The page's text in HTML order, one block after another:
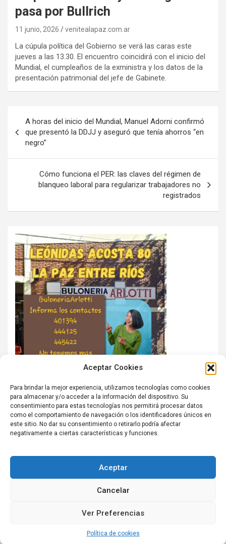
Aceptar Cookies
Para brindar la mejor experiencia, utilizamos tecnologías como cookies
para almacenar y/o acceder a la información del dispositivo. Su
consentimiento para estas tecnologías nos permitirá procesar datos
como el comportamiento de navegación o los identificadores únicos en
este sitio. No dar su consentimiento o retirarlo podría afectar
negativamente a ciertas características y funciones.
Aceptar
Cancelar
Ver Preferencias
Política de cookies
pasa por Bullrich
11 junio, 2026 venitealapaz.com.ar
La cúpula política del Gobierno se verá las caras este
jueves a las 13.30. El encuentro coincidirá con el inicio del
Mundial, el cumpleaños de la exministra y los datos de la
presentación patrimonial del jefe de Gabinete.
de
entradas
A horas del inicio del Mundial, Manuel Adorni confirmó
que presentó la DDJJ y aseguró que tenía ahorros “en
negro”
Cómo funciona el PER: las claves del régimen de
blanqueo laboral para regularizar trabajadores no
registrados